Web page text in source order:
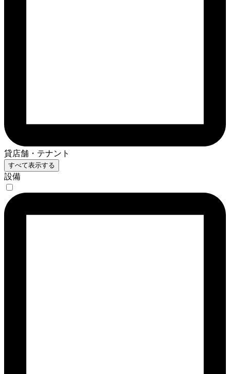
貸店舗・テナント
すべて表示する
設備